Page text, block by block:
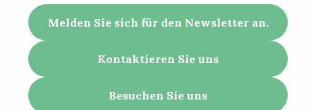
Melden Sie sich für den Newsletter an.
Kontaktieren Sie uns
Besuchen Sie uns